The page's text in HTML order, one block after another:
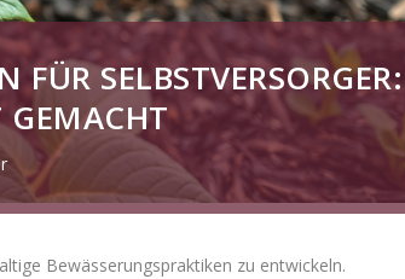
FÜR SELBSTVERSORGER:
GEMACHT
Bewässerungspraktiken zu entwickeln.